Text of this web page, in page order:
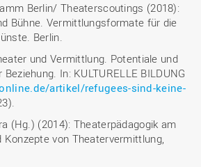
Berlin/ Theaterscoutings (2018):
Bühne. Vermittlungsformate für die
Berlin.
und Vermittlung. Potentiale und
In: KULTURELLE BILDUNG
artikel/refugees-sind-keine-
(Hg.) (2014): Theaterpädagogik am
von Theatervermittlung,